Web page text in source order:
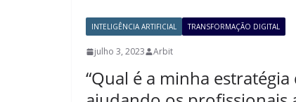
INTELIGÊNCIA ARTIFICIAL TRANSFORMAÇÃO DIGITAL
julho 3, 2023 Arbit
“Qual é a minha